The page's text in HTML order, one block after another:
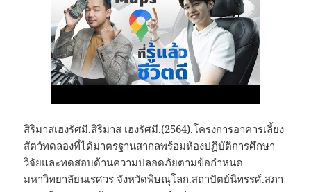
สิริมาสเฮงรัศมี.สิริมาส เฮงรัศมี.(2564).โครงการอาคารเลี้ยง
สัตว์ทดลองที่ได้มาตรฐานสากลพร้อมห้องปฏิบัติการศึกษา
วิจัยและทดสอบด้านความปลอดภัยตามข้อกำหนด
มหาวิทยาลัยนเรศวร จังหวัดพิษณุโลก.สถาปัตย์นิทรรศ์.สภา